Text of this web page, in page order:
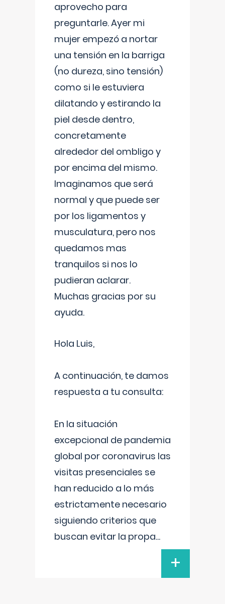
aprovecho para
preguntarle. Ayer mi
mujer empezó a nortar
una tensión en la barriga
(no dureza, sino tensión)
como si le estuviera
dilatando y estirando la
piel desde dentro,
concretamente
alrededor del ombligo y
por encima del mismo.
Imaginamos que será
normal y que puede ser
por los ligamentos y
musculatura, pero nos
quedamos mas
tranquilos si nos lo
pudieran aclarar.
Muchas gracias por su
ayuda.
Hola Luis,
A continuación, te damos
respuesta a tu consulta:
En la situación
excepcional de pandemia
global por coronavirus las
visitas presenciales se
han reducido a lo más
estrictamente necesario
siguiendo criterios que
buscan evitar la propa...
+